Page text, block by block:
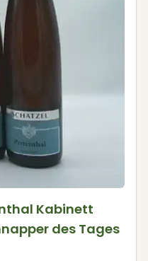
Kabinett
des Tages